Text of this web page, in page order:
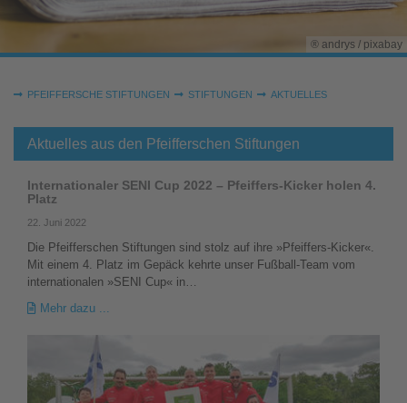
® andrys / pixabay
Sie sind hier:
PFEIFFERSCHE STIFTUNGEN STIFTUNGEN AKTUELLES
Aktuelles aus den Pfeifferschen Stiftungen
Internationaler SENI Cup 2022 – Pfeiffers-Kicker holen 4.
Platz
22. Juni 2022
Die Pfeifferschen Stiftungen sind stolz auf ihre »Pfeiffers-Kicker«.
Mit einem 4. Platz im Gepäck kehrte unser Fußball-Team vom
internationalen »SENI Cup« in…
Mehr dazu ...